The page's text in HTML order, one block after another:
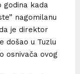
godina kada
nagomilanu
je direktor
došao u Tuzlu
osnivača ovog